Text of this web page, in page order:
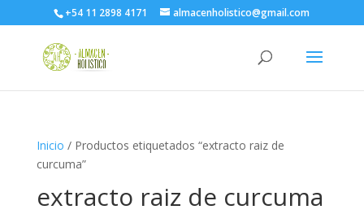
+54 11 2898 4171 almacenholistico@gmail.com
Inicio / Productos etiquetados “extracto raiz de
curcuma”
extracto raiz de curcuma